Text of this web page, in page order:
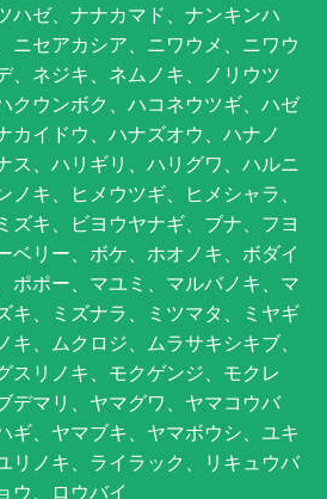
ハゼ、ナナカマド、ナンキンハ
ニセアカシア、ニワウメ、ニワウ
、ネジキ、ネムノキ、ノリウツ
クウンボク、ハコネウツギ、ハゼ
カイドウ、ハナズオウ、ハナノ
ス、ハリギリ、ハリグワ、ハルニ
キ、ヒメウツギ、ヒメシャラ、
ズキ、ビヨウヤナギ、ブナ、フヨ
ベリー、ボケ、ホオノキ、ボダイ
ポポー、マユミ、マルバノキ、マ
キ、ミズナラ、ミツマタ、ミヤギ
キ、ムクロジ、ムラサキシキブ、
スリノキ、モクゲンジ、モクレ
デマリ、ヤマグワ、ヤマコウバ
ギ、ヤマブキ、ヤマボウシ、ユキ
リノキ、ライラック、リキュウバ
ウ、ロウバイ